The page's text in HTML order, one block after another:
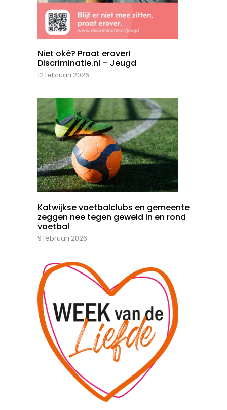
Niet oké? Praat erover!
Discriminatie.nl – Jeugd
12 februari 2026
Katwijkse voetbalclubs en gemeente
zeggen nee tegen geweld in en rond
voetbal
9 februari 2026